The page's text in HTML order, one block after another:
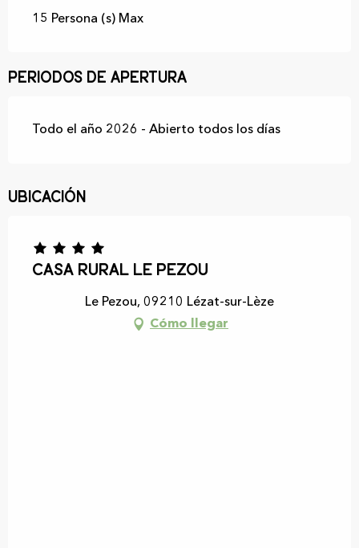
15 Persona (s) Max
Periodos de apertura
Todo el año 2026 - Abierto todos los días
Ubicación
Casa rural Le Pezou
Le Pezou, 09210 Lézat-sur-Lèze
Cómo llegar